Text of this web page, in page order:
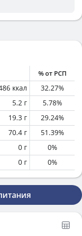
% от РСП
ккал 32.27%
5.2 г 5.78%
19.3 г 29.24%
70.4 г 51.39%
0 г 0%
0 г 0%